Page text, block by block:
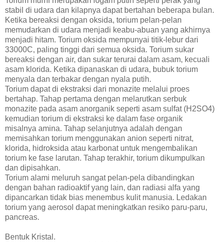
stabil di udara dan kilapnya dapat bertahan beberapa bulan.
Ketika bereaksi dengan oksida, torium pelan-pelan
memudarkan di udara menjadi keabu-abuan yang akhirnya
menjadi hitam. Torium oksida mempunyai titik-lebur dari
33000C, paling tinggi dari semua oksida. Torium sukar
bereaksi dengan air, dan sukar terurai dalam asam, kecuali
asam klorida. Ketika dipanaskan di udara, bubuk torium
menyala dan terbakar dengan nyala putih.
Torium dapat di ekstraksi dari monazite melalui proes
bertahap. Tahap pertama dengan melarutkan serbuk
monazite pada asam anorganik seperti asam sulfat (H2SO4)
kemudian torium di ekstraksi ke dalam fase organik
misalnya amina. Tahap selanjutnya adalah dengan
memisahkan torium menggunakan anion seperti nitrat,
klorida, hidroksida atau karbonat untuk mengembalikan
torium ke fase larutan. Tahap terakhir, torium dikumpulkan
dan dipisahkan.
Torium alami meluruh sangat pelan-pela dibandingkan
dengan bahan radioaktif yang lain, dan radiasi alfa yang
dipancarkan tidak bias menembus kulit manusia. Ledakan
torium yang aerosol dapat meningkatkan resiko paru-paru,
pancreas.
Bentuk Kristal.